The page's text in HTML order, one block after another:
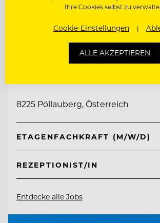
TOP ARBEITGEBER
Retter Bio-Natur-Resort
8225 Pöllauberg, Österreich
ETAGENFACHKRAFT (M/W/D)
REZEPTIONIST/IN
Entdecke alle Jobs
Ihre Cookies selbst zu
Cookie-Einstellungen
ALLE AKZEPTIEREN